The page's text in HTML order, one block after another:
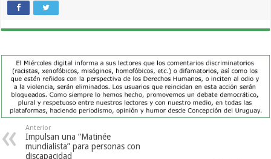
Anterior
Impulsan una “Matinée
mundialista” para personas con
discapacidad